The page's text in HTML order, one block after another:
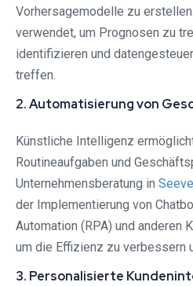
Vorhersagemodelle zu
verwendet, um Prognosen zu
identifizieren und
treffen.
2. Automatisierung von
Künstliche Intelligenz
Routineaufgaben und
Unternehmensberatung in
der Implementierung von
Automation (RPA) und anderen
um die Effizienz zu verbessern
3. Personalisierte